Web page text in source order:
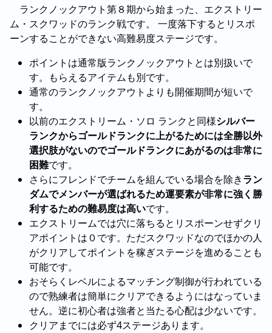
ランクノックアウト第８期から始まった、エクストリー
ム・スクワッドのランク戦です。 一度落下するとリスポ
ーンすることができない高難易度ステージです。
ポイントは通常版ランクノックアウトとは別扱いで
す。もらえるアイテムも別です。
通常のランクノックアウトよりも開催期間が短いで
す。
以前のエクストリーム・ソロ ランクと同様シルバー
ランクからゴールドランクに上がるためには全勝以外
選択肢がないのでゴールドランクにあがるのは非常に
困難です。
さらにフレンドでチームを組んでいる場合を除きラン
ダムでメンバーが選ばれるため運要素が非常に強く勝
利するための難易度は高いです。
エクストリームでは穴に落ちるとリスポーンせずクリ
アポイントは０です。ただスクワッドなのでほかの人
がクリアしてポイントを稼ぎステージを進めることも
可能です。
おそらくレベルによるマッチング制御が行われている
ので熟練者は簡単にクリアできるようにはなっていま
せん。逆に初心者は強者と当たる心配は少ないです。
クリアまでには必ず4ステージあります。